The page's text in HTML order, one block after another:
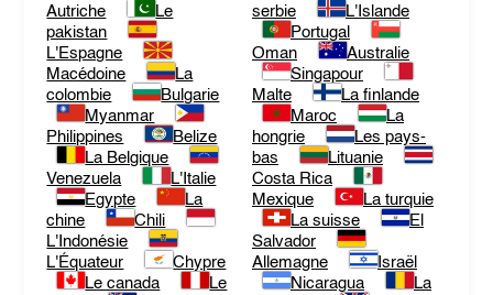
Autriche
Le
pakistan
L'Espagne
Macédoine
La
colombie
Bulgarie
Myanmar
Philippines
Belize
La Belgique
Venezuela
L'Italie
Egypte
La
chine
Chili
L'Indonésie
L'Équateur
Chypre
Le canada
Le
serbie
L'Islande
Portugal
Oman
Australie
Singapour
Malte
La finlande
Maroc
La
hongrie
Les pays-
bas
Lituanie
Costa Rica
Mexique
La turquie
La suisse
El
Salvador
Allemagne
Israël
Nicaragua
La